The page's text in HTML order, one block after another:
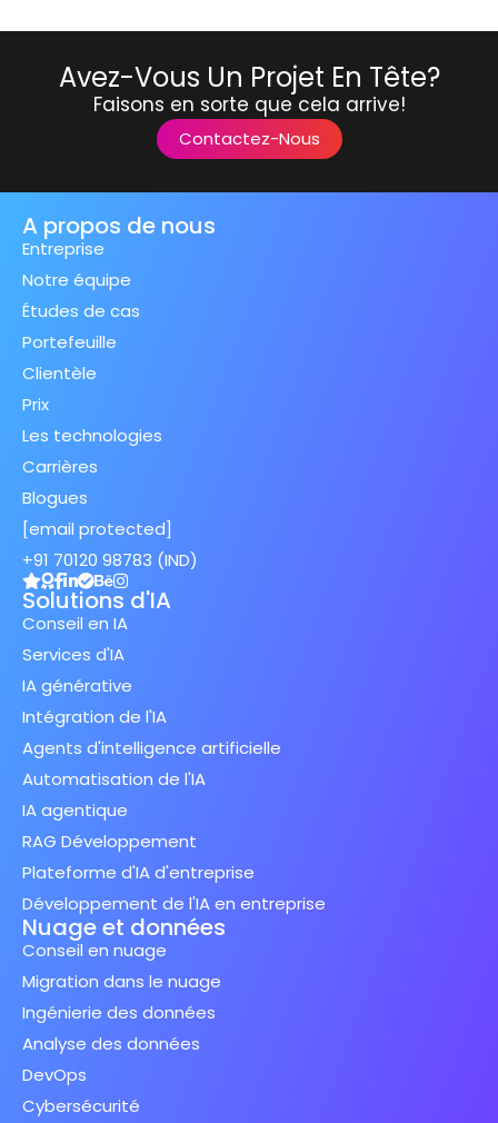
Avez-Vous Un Projet En Tête?
Faisons en sorte que cela arrive!
Contactez-Nous
A propos de nous
Entreprise
Notre équipe
Études de cas
Portefeuille
Clientèle
Prix
Les technologies
Carrières
Blogues
[email protected]
+91 70120 98783 (IND)
Solutions d'IA
Conseil en IA
Services d'IA
IA générative
Intégration de l'IA
Agents d'intelligence artificielle
Automatisation de l'IA
IA agentique
RAG Développement
Plateforme d'IA d'entreprise
Développement de l'IA en entreprise
Nuage et données
Conseil en nuage
Migration dans le nuage
Ingénierie des données
Analyse des données
DevOps
Cybersécurité